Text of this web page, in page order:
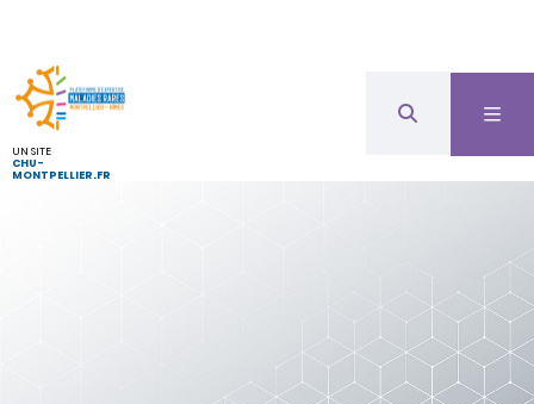
UN SITE
CHU-
MONTPELLIER.FR